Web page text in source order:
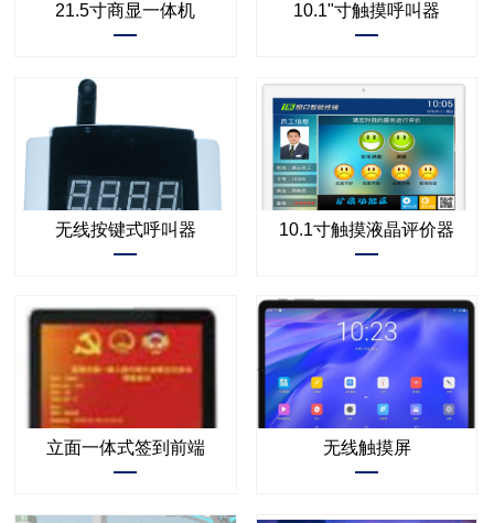
21.5寸商显一体机 10.1"寸触摸呼叫器
无线按键式呼叫器 10.1寸触摸液晶评价器
立面一体式签到前端 无线触摸屏